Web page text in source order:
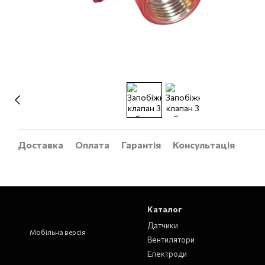
Доставка Оплата Гарантія Консультація
Мобільна версія
Каталог
Датчики
Вентилятори
Електроди